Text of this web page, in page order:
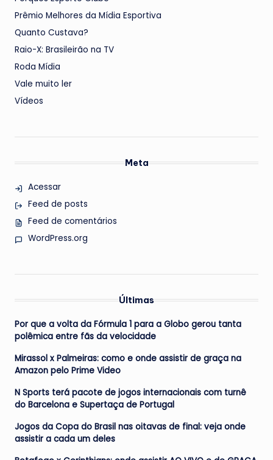
Prêmio Melhores da Mídia Esportiva
Quanto Custava?
Raio-X: Brasileirão na TV
Roda Mídia
Vale muito ler
Vídeos
Meta
Acessar
Feed de posts
Feed de comentários
WordPress.org
Últimas
Por que a volta da Fórmula 1 para a Globo gerou tanta
polêmica entre fãs da velocidade
Mirassol x Palmeiras: como e onde assistir de graça na
Amazon pelo Prime Video
N Sports terá pacote de jogos internacionais com turnê
do Barcelona e Supertaça de Portugal
Jogos da Copa do Brasil nas oitavas de final: veja onde
assistir a cada um deles